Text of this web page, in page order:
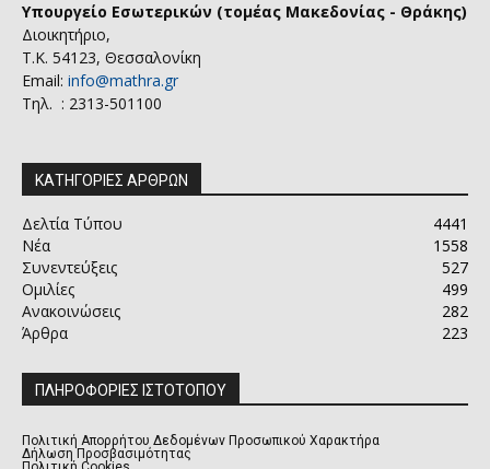
Υπουργείο Εσωτερικών (τομέας Μακεδονίας - Θράκης)
Διοικητήριο,
Τ.Κ. 54123, Θεσσαλονίκη
Email: info@mathra.gr
Τηλ. : 2313-501100
ΚΑΤΗΓΟΡΙΕΣ ΑΡΘΡΩΝ
Δελτία Τύπου
4441
Νέα
1558
Συνεντεύξεις
527
Ομιλίες
499
Ανακοινώσεις
282
Άρθρα
223
ΠΛΗΡΟΦΟΡΙΕΣ ΙΣΤΟΤΟΠΟΥ
Πολιτική Απορρήτου Δεδομένων Προσωπικού Χαρακτήρα
Δήλωση Προσβασιμότητας